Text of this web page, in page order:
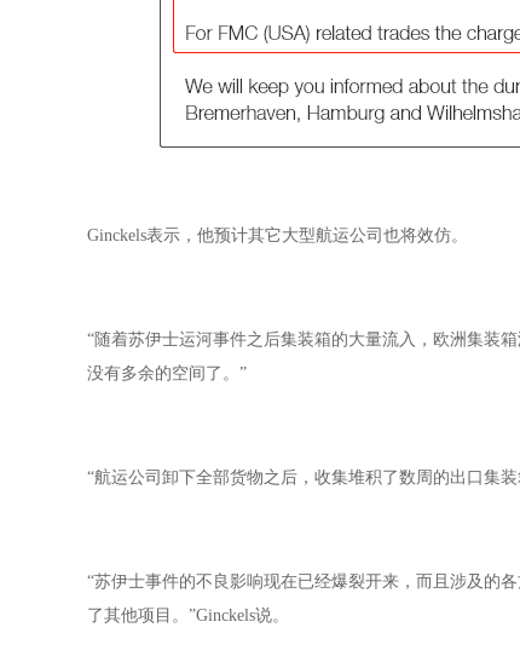
Ginckels表示，他预计其它大型航运公司也将效仿。
“随着苏伊士运河事件之后集装箱的大量流入，欧洲集装
没有多余的空间了。”
“航运公司卸下全部货物之后，收集堆积了数周的出口集
“苏伊士事件的不良影响现在已经爆裂开来，而且涉及的
了其他项目。”Ginckels说。